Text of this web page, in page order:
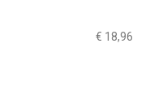
€ 18,96